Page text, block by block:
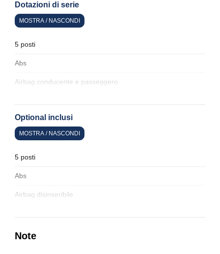
Dotazioni di serie
MOSTRA / NASCONDI
5 posti
Abs
Airbag conducente e passeggero
Alette parasole
Alzacristalli elettrici
Assetto sportivo
Attacchi isofix per seggiolini
Badge esterno identificativo
Bulloni antifurto
Optional inclusi
MOSTRA / NASCONDI
5 posti
Abs
Airbag disinseribile
Airbag laterali
Note